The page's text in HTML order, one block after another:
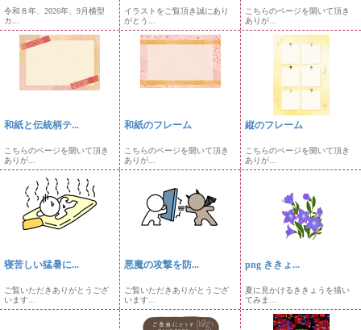
令和８年、2026年、9月横型
カ...
イラストをご覧頂き誠にあり
がとう...
こちらのページを開いて頂き
ありが...
和紙と伝統柄テ...
こちらのページを開いて頂き
ありが...
和紙のフレーム
こちらのページを開いて頂き
ありが...
縦のフレーム
こちらのページを開いて頂き
ありが...
寝苦しい猛暑に...
ご覧いただきありがとうござ
います...
悪魔の攻撃を防...
ご覧いただきありがとうござ
います...
png ききょ...
夏に見かけるききょうを描い
てみま...